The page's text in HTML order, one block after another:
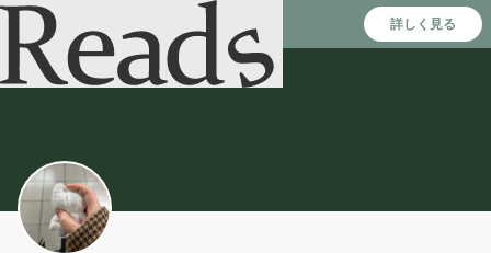
Reads - 読書のSNS＆記録アプリ 詳しく見る